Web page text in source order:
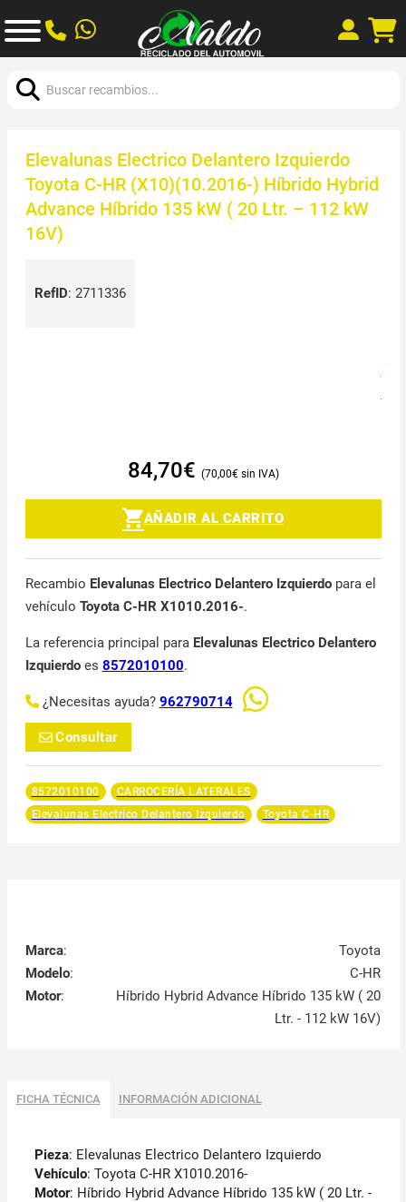
Elevalunas Electrico Delantero Izquierdo
Toyota C-HR (X10)(10.2016-) Híbrido Hybrid
Advance Híbrido 135 kW ( 20 Ltr. – 112 kW
16V)
RefID: 2711336
84,70€ 70,00€
AÑADIR AL CARRITO
Recambio Elevalunas Electrico Delantero Izquierdopara el
vehículo Toyota C-HR X1010.2016-.
La referencia principal para Elevalunas Electrico Delantero
Izquierdoes 8572010100.
¿Necesitas ayuda? 962790714
Consultar
8572010100
CARROCERÍA LATERALES
Elevalunas Electrico Delantero Izquierdo
Toyota C-HR
Marca:
Toyota
Modelo:
C-HR
Motor:
Híbrido Hybrid Advance Híbrido 135 kW ( 20
Ltr. - 112 kW 16V)
FICHA TÉCNICA INFORMACIÓN ADICIONAL
Pieza: Elevalunas Electrico Delantero Izquierdo
Vehículo: Toyota C-HR X1010.2016-
Motor: Híbrido Hybrid Advance Híbrido 135 kW ( 20 Ltr. -